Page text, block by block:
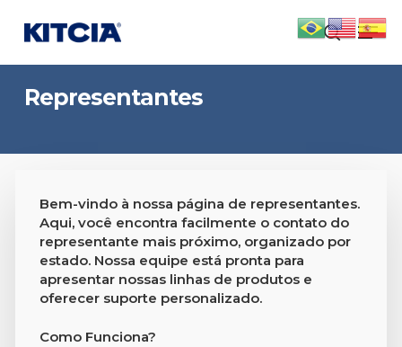
main
content
search
Representantes
Bem-vindo à nossa página de representantes.
Aqui, você encontra facilmente o contato do
representante mais próximo, organizado por
estado. Nossa equipe está pronta para
apresentar nossas linhas de produtos e
oferecer suporte personalizado.
Como Funciona?